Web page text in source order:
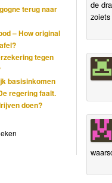
de
terug naar
– How original
tegen
basisinkomen
regering faalt.
doen?